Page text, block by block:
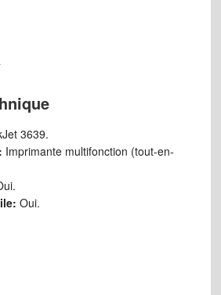
3639.
Imprimante multifonction (tout-en-
Oui.